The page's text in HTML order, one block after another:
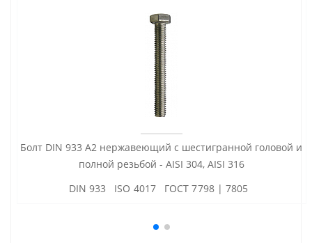
Болт DIN 933 А2 нержавеющий с шестигранной головой и
полной резьбой - AISI 304, AISI 316
DIN 933 ISO 4017 ГОСТ 7798 | 7805